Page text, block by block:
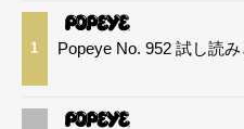
1 Popeye No. 952 試し読